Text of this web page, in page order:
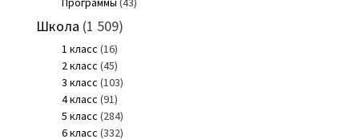
Школа (1 509)
1 класс (16)
2 класс (45)
3 класс (103)
4 класс (91)
5 класс (284)
6 класс (332)